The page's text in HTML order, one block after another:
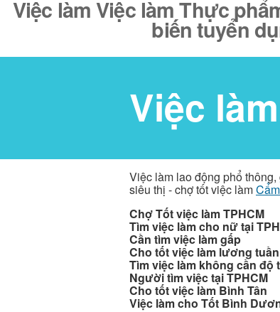
Việc làm Việc làm Thực
biến tuyển
Việc
Việc làm lao động phổ
siêu thị - chợ tốt việc làm
Chợ Tốt việc làm TPHCM
Tìm việc làm cho nữ tại
Cần tìm việc làm gấp
Cho tốt việc làm lương tuần
Tìm việc làm không cần độ
Người tìm việc tại TPHCM
Cho tốt việc làm Bình Tân
Việc làm cho Tốt Bình